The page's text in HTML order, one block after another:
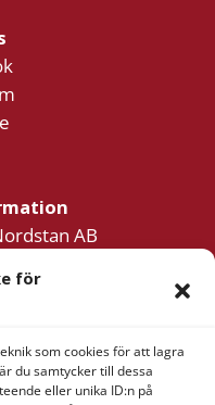
för
som cookies för att lagra
du samtycker till dessa
eller unika ID:n på
AB